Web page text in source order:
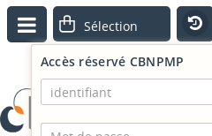
Accès réservé CBNPMP